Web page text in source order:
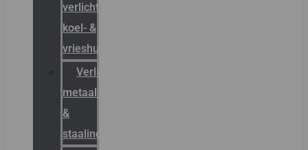
verlichting
koel- &
vrieshuizen
Verlichting
metaal-
&
staalindustrie